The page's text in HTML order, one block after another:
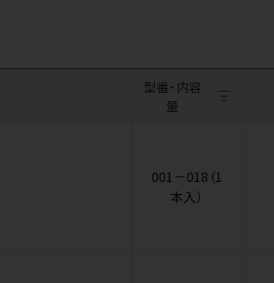
型番・内容
量
001－018（1
本入）